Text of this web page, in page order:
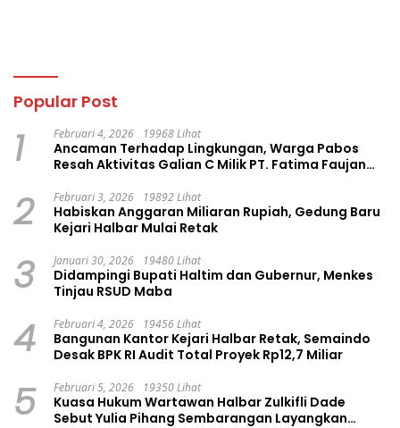
Popular Post
1 Februari 4, 2026 19968 Lihat
Ancaman Terhadap Lingkungan, Warga Pabos
Resah Aktivitas Galian C Milik PT. Fatima Faujan
2 Februari 3, 2026 19892 Lihat
Habiskan Anggaran Miliaran Rupiah, Gedung Baru
Kejari Halbar Mulai Retak
3 Januari 30, 2026 19480 Lihat
Didampingi Bupati Haltim dan Gubernur, Menkes
Tinjau RSUD Maba
4 Februari 4, 2026 19456 Lihat
Bangunan Kantor Kejari Halbar Retak, Semaindo
Desak BPK RI Audit Total Proyek Rp12,7 Miliar
5 Februari 5, 2026 19350 Lihat
Kuasa Hukum Wartawan Halbar Zulkifli Dade
Sebut Yulia Pihang Sembarangan Layangkan